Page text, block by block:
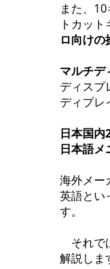
また、
トカッ
ロ向けの
マルチデ
ディスプ
ディプレ
日本国内
日本語メ
海外メ
英語とい
す。
それで
解説しま